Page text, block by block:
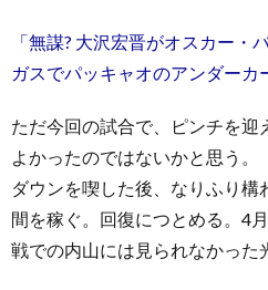
「無謀? 大沢宏晋がオスカー・
ガスでパッキャオのアンダーカ
ただ今回の試合で、ピンチを迎
よかったのではないかと思う。
ダウンを喫した後、なりふり
間を稼ぐ。回復につとめる。4
戦での内山には見られなかった